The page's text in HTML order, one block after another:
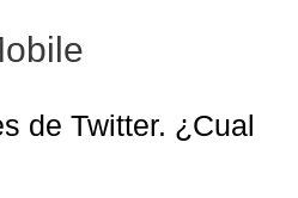
de Twitter. ¿Cual